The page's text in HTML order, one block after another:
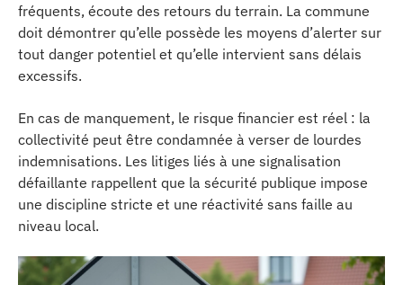
fréquents, écoute des retours du terrain. La commune
doit démontrer qu’elle possède les moyens d’alerter sur
tout danger potentiel et qu’elle intervient sans délais
excessifs.
En cas de manquement, le risque financier est réel : la
collectivité peut être condamnée à verser de lourdes
indemnisations. Les litiges liés à une signalisation
défaillante rappellent que la sécurité publique impose
une discipline stricte et une réactivité sans faille au
niveau local.